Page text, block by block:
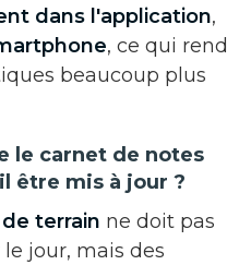
dans l'application,
, ce qui rend
beaucoup plus
le carnet de notes
être mis à jour ?
terrain ne doit pas
jour, mais des